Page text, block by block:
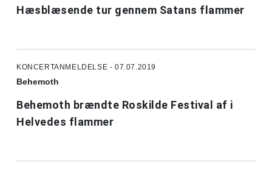
Hæsblæsende tur gennem Satans flammer
KONCERTANMELDELSE - 07.07.2019
Behemoth
Behemoth brændte Roskilde Festival af i
Helvedes flammer